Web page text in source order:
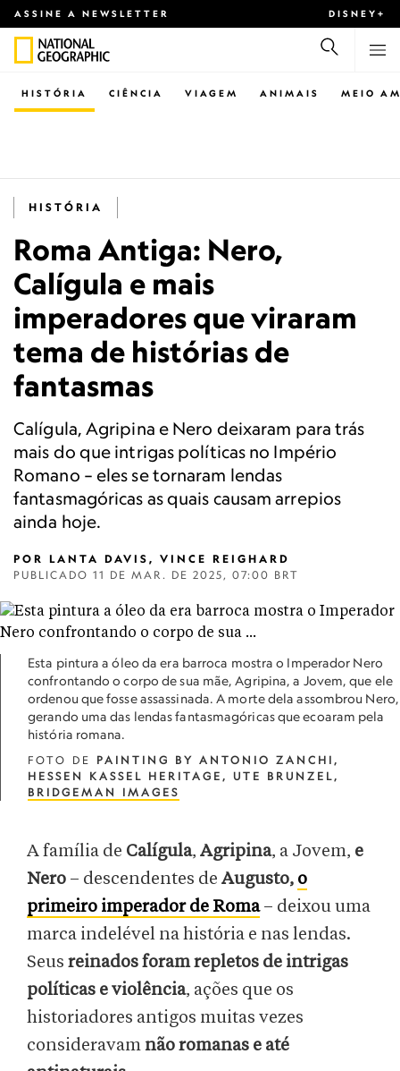
ASSINE A NEWSLETTER DISNEY+
CIÊNCIA VIAGEM ANIMAIS
HISTÓRIA MEIO
HISTÓRIA
Roma Antiga: Nero,
Calígula e mais
imperadores que viraram
tema de histórias de
fantasmas
Calígula, Agripina e Nero deixaram para trás
mais do que intrigas políticas no Império
Romano – eles se tornaram lendas
fantasmagóricas as quais causam arrepios
ainda hoje.
POR LANTA DAVIS, VINCE REIGHARD
PUBLICADO 11 DE MAR. DE 2025, 07:00 BRT
Esta pintura a óleo da era barroca mostra o Imperador Nero
confrontando o corpo de sua mãe, Agripina, a Jovem, que ele
ordenou que fosse assassinada. A morte dela assombrou Nero,
gerando uma das lendas fantasmagóricas que ecoaram pela
história romana.
FOTO DE PAINTING BY ANTONIO ZANCHI,
HESSEN KASSEL HERITAGE, UTE BRUNZEL,
BRIDGEMAN IMAGES
A família de Calígula, Agripina, a Jovem, e
Nero – descendentes de Augusto, o
primeiro imperador de Roma– deixou uma
marca indelével na história e nas lendas.
Seus reinados foram repletos de intrigas
políticas e violência, ações que os
historiadores antigos muitas vezes
consideravam não romanas e até